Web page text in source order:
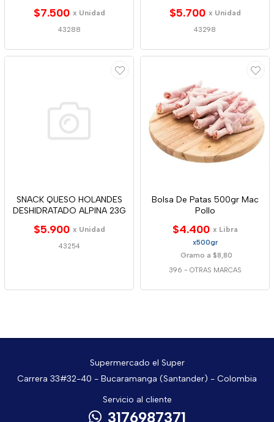
$7.500 x Unidad
43288
$5.700 x Unidad
43298
SNACK QUESO HOLANDES
DESHIDRATADO ALPINA 23G
$5.900 x Unidad
43254
Bolsa De Patas 500gr Mac
Pollo
$4.400 x Libra
x500gr
Gramo a $8,80
396 - OTRAS MARCAS
Supermercado el Super
Carrera 33#32-40 - Bucaramanga (Santander) - Colombia
Servicio al cliente
3176987371